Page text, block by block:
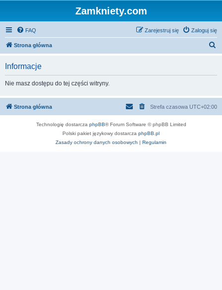
Zamkniety.com
FAQ Zaloguj się
Zarejestruj się
Strona główna
j
Informacje
Nie masz dostępu do tej części witryny.
Strona główna Strefa czasowa UTC+02:00
Technologię dostarcza phpBB® Forum Software © phpBB Limited
Polski pakiet językowy dostarcza phpBB.pl
Zasady ochrony danych osobowych | Regulamin